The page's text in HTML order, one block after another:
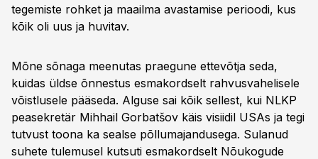
tegemiste rohket ja maailma avastamise perioodi, kus
kõik oli uus ja huvitav.
Mõne sõnaga meenutas praegune ettevõtja seda,
kuidas üldse õnnestus esmakordselt rahvusvahelisele
võistlusele pääseda. Alguse sai kõik sellest, kui NLKP
peasekretär Mihhail Gorbatšov käis visiidil USAs ja tegi
tutvust toona ka sealse põllumajandusega. Sulanud
suhete tulemusel kutsuti esmakordselt Nõukogude